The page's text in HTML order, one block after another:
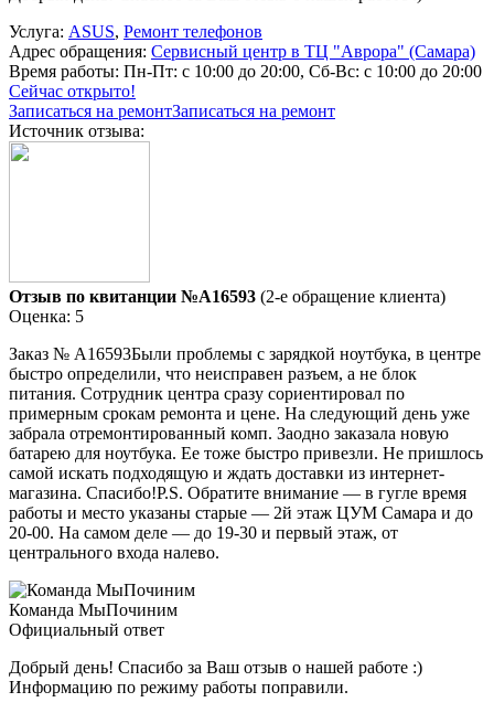
Услуга: ASUS, Ремонт телефонов
Адрес обращения: Сервисный центр в ТЦ "Аврора" (Самара)
Время работы: Пн-Пт: с 10:00 до 20:00, Сб-Вс: с 10:00 до 20:00
Сейчас открыто!
Записаться на ремонтЗаписаться на ремонт
Источник отзыва:
Отзыв по квитанции №A16593 (2-е обращение клиента)
Оценка: 5
Заказ № А16593Были проблемы с зарядкой ноутбука, в центре
быстро определили, что неисправен разъем, а не блок
питания. Сотрудник центра сразу сориентировал по
примерным срокам ремонта и цене. На следующий день уже
забрала отремонтированный комп. Заодно заказала новую
батарею для ноутбука. Ее тоже быстро привезли. Не пришлось
самой искать подходящую и ждать доставки из интернет-
магазина. Спасибо!P.S. Обратите внимание — в гугле время
работы и место указаны старые — 2й этаж ЦУМ Самара и до
20-00. На самом деле — до 19-30 и первый этаж, от
центрального входа налево.
Команда МыПочиним
Официальный ответ
Добрый день! Спасибо за Ваш отзыв о нашей работе :)
Информацию по режиму работы поправили.